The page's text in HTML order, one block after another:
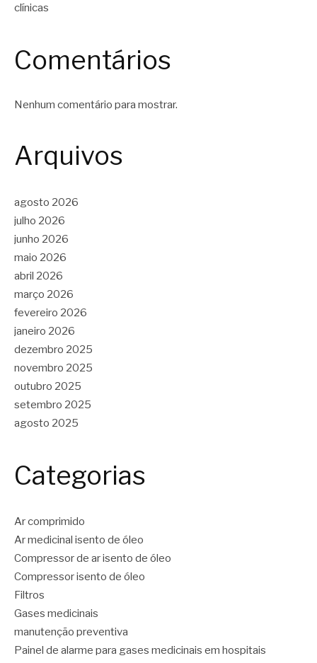
clínicas
Comentários
Nenhum comentário para mostrar.
Arquivos
agosto 2026
julho 2026
junho 2026
maio 2026
abril 2026
março 2026
fevereiro 2026
janeiro 2026
dezembro 2025
novembro 2025
outubro 2025
setembro 2025
agosto 2025
Categorias
Ar comprimido
Ar medicinal isento de óleo
Compressor de ar isento de óleo
Compressor isento de óleo
Filtros
Gases medicinais
manutenção preventiva
Painel de alarme para gases medicinais em hospitais